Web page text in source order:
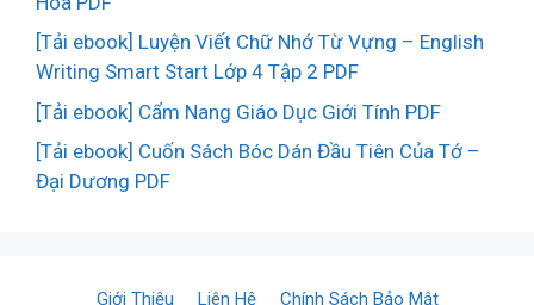
[Tải ebook] Luyện Viết Chữ Nhớ Từ Vựng – English
Writing Smart Start Lớp 4 Tập 2 PDF
[Tải ebook] Cẩm Nang Giáo Dục Giới Tính PDF
[Tải ebook] Cuốn Sách Bóc Dán Đầu Tiên Của Tớ –
Đại Dương PDF
Giới Thiệu Liên Hệ Chính Sách Bảo Mật